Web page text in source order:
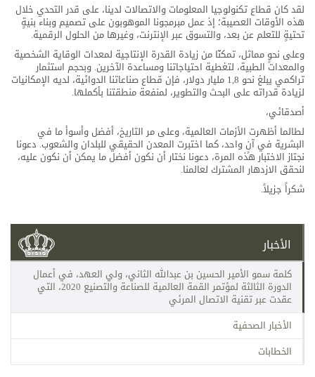
لقد كان قطاع تكنولوجيا المعلومات والاتصالات لدينا، على قدر التحدي خلال
هذه الأوقات العصيبة؛ إذ عمل مبرمجونا الموهوبون على تصميم وبناء بنيةٍ
تحتيةٍ للتعلم عن بعد، والتسوق عبر الإنترنت، وغيرها من الحلول الرقمية.
وعلى نحوٍ مماثل، تمكنّا من زيادة القدرة الإنتاجية لمعدات الوقاية الشخصية
والمعدات الطبية، لتغطية احتياجاتنا ومساعدة الآخرين. وبحجم استثمار
تراكمي يبلغ نحو 1,8 مليار دولار، فإن قطاع صناعاتنا الدوائية، لديه الإمكانيات
لزيادة قدراته على البحث والتطوير، لمنفعة منطقتنا بأكملها.
أصدقائي،
لطالما أظهرت الأزمات العالمية، وعلى مر التاريخ، أفضل وأسوأ ما في
البشرية في آنٍ واحد، كما اختبرت المعدن الحقيقي للبلدان والشعوب. دعونا
نجتاز الاختبار هذه المرة، دعونا نختار أن نكون أفضل ما يمكن أن نكون عليه،
لنحقق الازدهار المشترك لعالمنا.
شكراً جزيلاً.
الأخبار
كلمة سمو الأمير الحسين بن عبدالله الثاني، ولي العهد، في أعمال
الدورة الثالثة لمؤتمر القمة العالمية للصناعة والتصنيع 2020، التي
عقدت عبر تقنية الاتصال المرئي
الأخبار الصحفية
الخطابات